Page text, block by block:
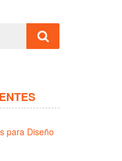
para Diseño